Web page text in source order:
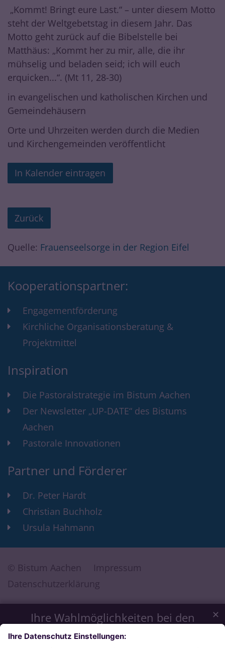
Ihre Wahlmöglichkeiten bei den
Einstellungen zum Datenschutz
✕
„Kommt! Bringt eure Last.“ – unter diesem Motto
steht der Weltgebetstag in diesem Jahr. Das
Motto geht zurück auf die Bibelstelle bei
Matthäus: „Kommt her zu mir, alle, die ihr
mühselig und beladen seid; ich will euch
erquicken...“. (Mt 11, 28-30)
in evangelischen und katholischen Kirchen und
Gemeindehäusern
Orte und Uhrzeiten werden durch die Medien
und Kirchengemeinden veröffentlicht
In Kalender eintragen
Zurück
Quelle: Frauenseelsorge in der Region Eifel
Kooperationspartner:
Engagementförderung
Kirchliche Organisationsberatung &
Projektmittel
Inspiration
Die Pastoralstrategie im Bistum Aachen
Der Newsletter „UP-DATE“ des Bistums
Aachen
Pastorale Innovationen
Partner und Förderer
Dr. Peter Hardt
Christian Buchholz
Ursula Hahmann
© Bistum Aachen
Impressum
Datenschutzerklärung